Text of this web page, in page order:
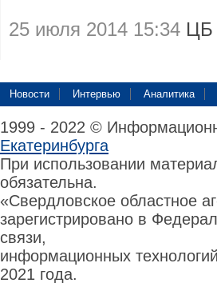
25 июля 2014 15:34 ЦБ
Новости Интервью Аналитика
1999 - 2022 ©
Екатеринбурга
При использовании
обязательна.
«Свердловское областное
зарегистрировано в
связи,
информационных
2021 года.